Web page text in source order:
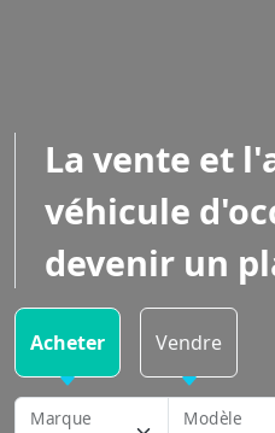
La vente et
véhicule
devenir un
Acheter Vendre
Marque Modèle